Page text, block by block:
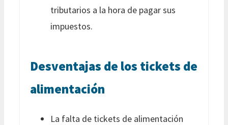
tributarios a la hora de pagar sus
impuestos.
Desventajas de los tickets de
alimentación
La falta de tickets de alimentación